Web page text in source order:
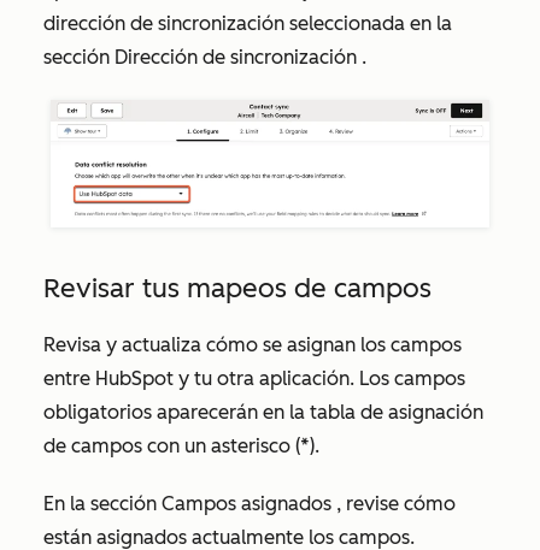
dirección de sincronización seleccionada en la
sección Dirección de sincronización .
Revisar tus mapeos de campos
Revisa y actualiza cómo se asignan los campos
entre HubSpot y tu otra aplicación. Los campos
obligatorios aparecerán en la tabla de asignación
de campos con un asterisco (*).
En la sección Campos asignados , revise cómo
están asignados actualmente los campos.